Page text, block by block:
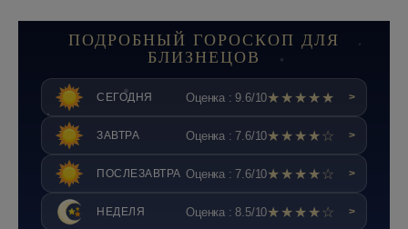
ПОДРОБНЫЙ ГОРОСКОП ДЛЯ
БЛИЗНЕЦОВ
СЕГОДНЯ Оценка : 9.6/10★★★★★ >
ЗАВТРА Оценка : 7.6/10★★★★☆ >
ПОСЛЕЗАВТРА Оценка : 7.6/10★★★★☆ >
НЕДЕЛЯ Оценка : 8.5/10★★★★☆ >